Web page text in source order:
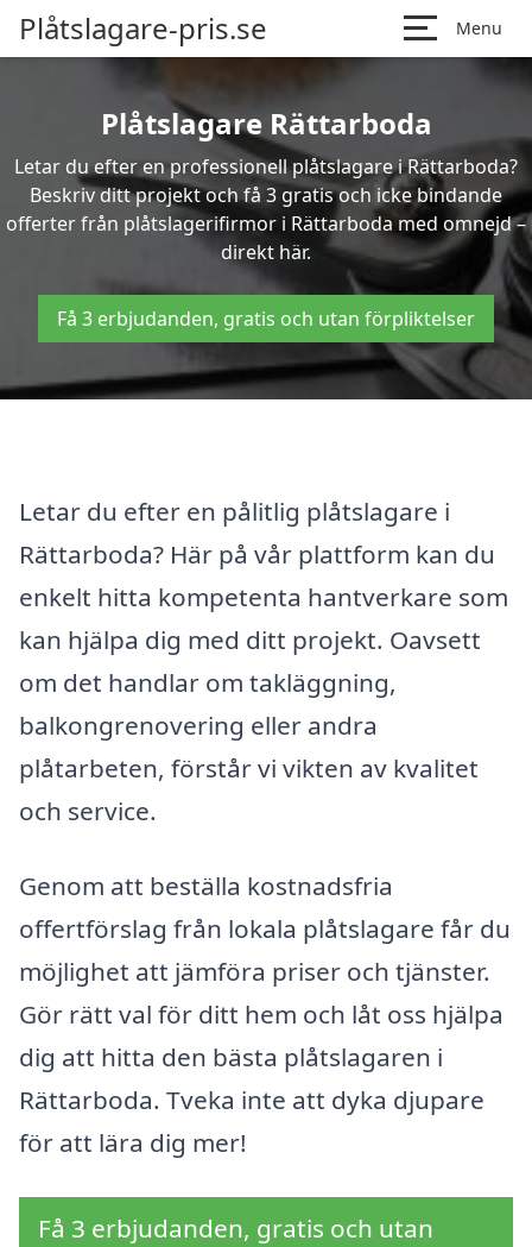
Plåtslagare-pris.se Menu
Plåtslagare Rättarboda
Letar du efter en professionell plåtslagare i Rättarboda?
Beskriv ditt projekt och få 3 gratis och icke bindande
offerter från plåtslagerifirmor i Rättarboda med omnejd –
direkt här.
Få 3 erbjudanden, gratis och utan förpliktelser
Letar du efter en pålitlig plåtslagare i
Rättarboda? Här på vår plattform kan du
enkelt hitta kompetenta hantverkare som
kan hjälpa dig med ditt projekt. Oavsett
om det handlar om takläggning,
balkongrenovering eller andra
plåtarbeten, förstår vi vikten av kvalitet
och service.
Genom att beställa kostnadsfria
offertförslag från lokala plåtslagare får du
möjlighet att jämföra priser och tjänster.
Gör rätt val för ditt hem och låt oss hjälpa
dig att hitta den bästa plåtslagaren i
Rättarboda. Tveka inte att dyka djupare
för att lära dig mer!
Få 3 erbjudanden, gratis och utan